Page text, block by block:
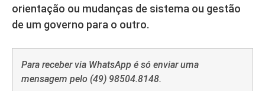
orientação ou mudanças de sistema ou gestão
de um governo para o outro.
Para receber via WhatsApp é só enviar uma
mensagem pelo (49) 98504.8148.